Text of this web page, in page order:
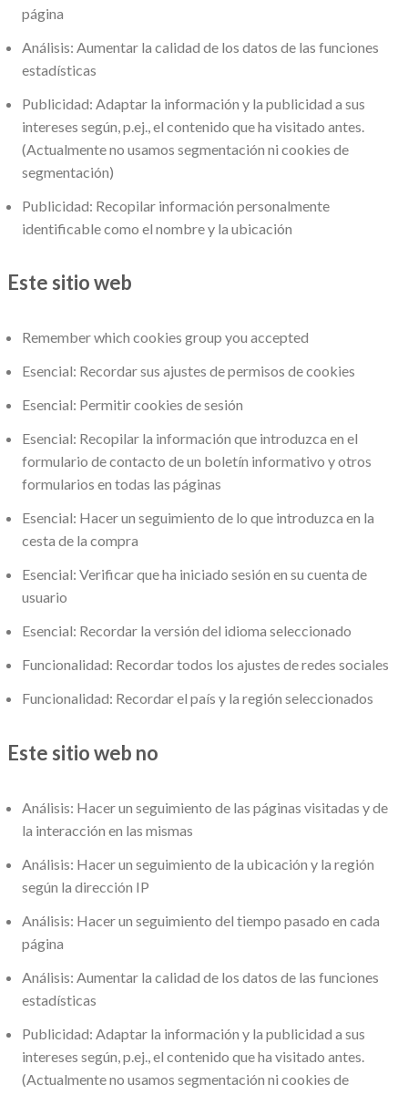
página
Análisis: Aumentar la calidad de los datos de las funciones
estadísticas
Publicidad: Adaptar la información y la publicidad a sus
intereses según, p.ej., el contenido que ha visitado antes.
(Actualmente no usamos segmentación ni cookies de
segmentación)
Publicidad: Recopilar información personalmente
identificable como el nombre y la ubicación
Este sitio web
Remember which cookies group you accepted
Esencial: Recordar sus ajustes de permisos de cookies
Esencial: Permitir cookies de sesión
Esencial: Recopilar la información que introduzca en el
formulario de contacto de un boletín informativo y otros
formularios en todas las páginas
Esencial: Hacer un seguimiento de lo que introduzca en la
cesta de la compra
Esencial: Verificar que ha iniciado sesión en su cuenta de
usuario
Esencial: Recordar la versión del idioma seleccionado
Funcionalidad: Recordar todos los ajustes de redes sociales
Funcionalidad: Recordar el país y la región seleccionados
Este sitio web no
Análisis: Hacer un seguimiento de las páginas visitadas y de
la interacción en las mismas
Análisis: Hacer un seguimiento de la ubicación y la región
según la dirección IP
Análisis: Hacer un seguimiento del tiempo pasado en cada
página
Análisis: Aumentar la calidad de los datos de las funciones
estadísticas
Publicidad: Adaptar la información y la publicidad a sus
intereses según, p.ej., el contenido que ha visitado antes.
(Actualmente no usamos segmentación ni cookies de